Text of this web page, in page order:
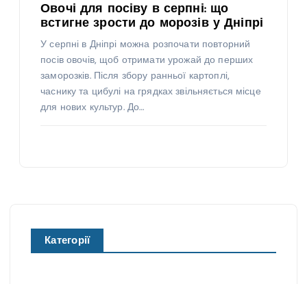
Овочі для посіву в серпні: що
встигне зрости до морозів у Дніпрі
У серпні в Дніпрі можна розпочати повторний
посів овочів, щоб отримати урожай до перших
заморозків. Після збору ранньої картоплі,
часнику та цибулі на грядках звільняється місце
для нових культур. До…
Категорії